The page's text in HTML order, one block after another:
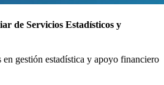
de Servicios Estadísticos y
gestión estadística y apoyo financiero